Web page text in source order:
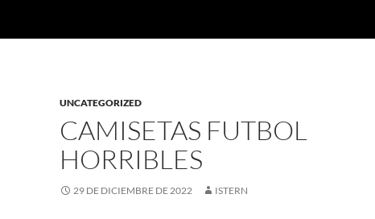
UNCATEGORIZED
CAMISETAS FUTBOL
HORRIBLES
29 DE DICIEMBRE DE 2022 ISTERN